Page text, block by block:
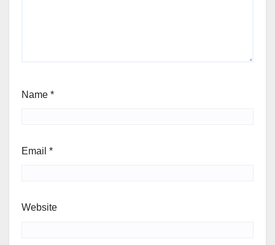
Name *
Email *
Website